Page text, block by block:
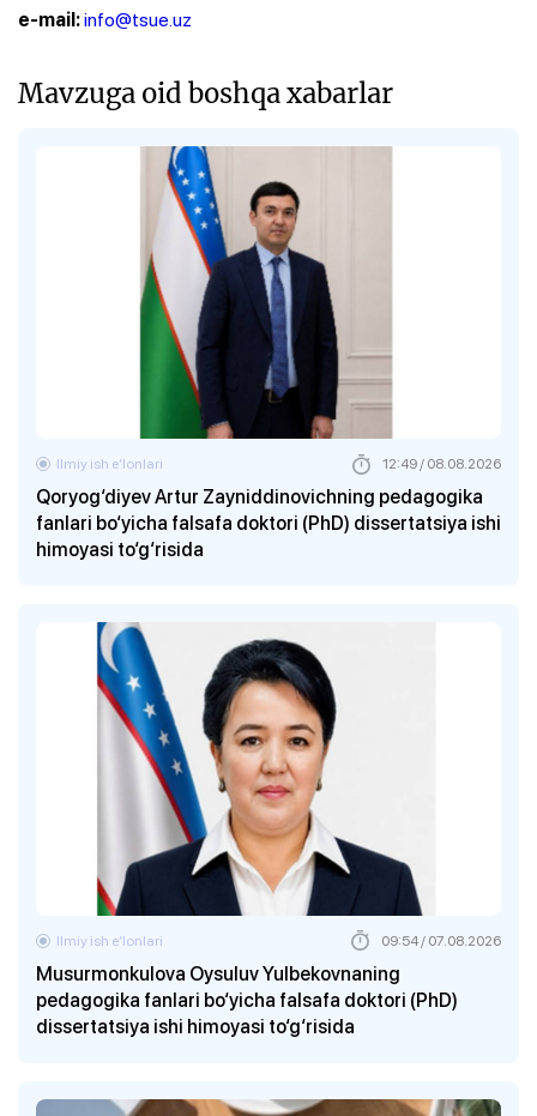
e-mail:info@tsue.uz
Mavzuga oid boshqa xabarlar
Qoryog‘diyev Artur Zayniddinovichning pedagogika
fanlari bo‘yicha falsafa doktori (PhD) dissertatsiya ishi
himoyasi to‘g‘risida
Ilmiy ish eʼlonlari 12:49 / 08.08.2026
Musurmonkulova Oysuluv Yulbekovnaning
pedagogika fanlari bo‘yicha falsafa doktori (PhD)
dissertatsiya ishi himoyasi to‘g‘risida
Ilmiy ish eʼlonlari 09:54 / 07.08.2026